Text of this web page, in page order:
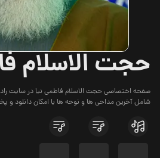
حجت الاسلام
صفحه اختصاصی حجت الاسلام فاطمی نیا در سایت
شامل آخرین مداحی ها و نوحه ها با امکان دانلود و